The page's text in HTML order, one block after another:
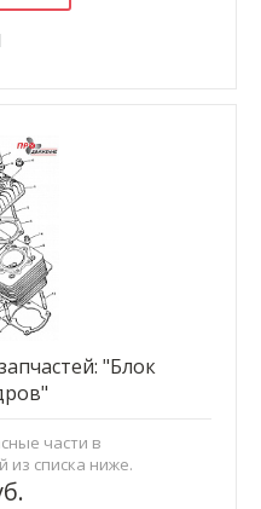
"Блок
части в
из списка ниже.